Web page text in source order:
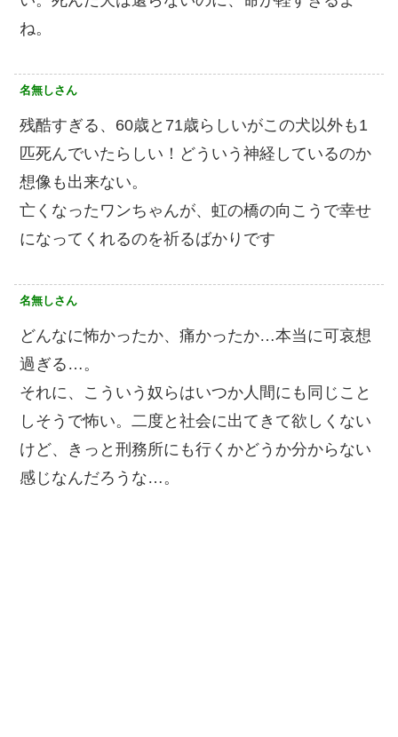
ね。
名無しさん
残酷すぎる、60歳と71歳らしいがこの犬以外も1
匹死んでいたらしい！どういう神経しているのか
想像も出来ない。
亡くなったワンちゃんが、虹の橋の向こうで幸せ
になってくれるのを祈るばかりです
名無しさん
どんなに怖かったか、痛かったか…本当に可哀想
過ぎる…。
それに、こういう奴らはいつか人間にも同じこと
しそうで怖い。二度と社会に出てきて欲しくない
けど、きっと刑務所にも行くかどうか分からない
感じなんだろうな…。